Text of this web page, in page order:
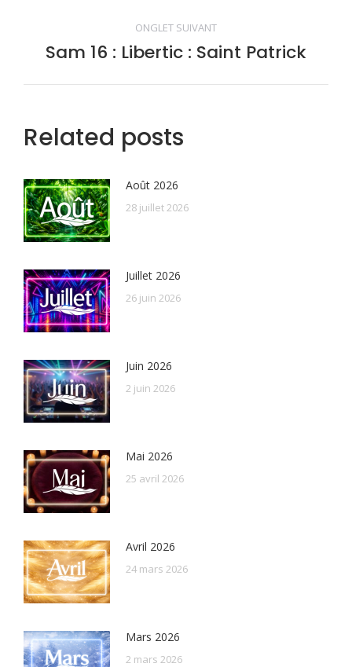
commentaire
ONGLET SUIVANT
Onglet
Sam 16 : Libertic : Saint Patrick
Related posts
Août 2026
28 juillet 2026
Juillet 2026
26 juin 2026
Juin 2026
2 juin 2026
Mai 2026
25 avril 2026
Avril 2026
24 mars 2026
Mars 2026
2 mars 2026